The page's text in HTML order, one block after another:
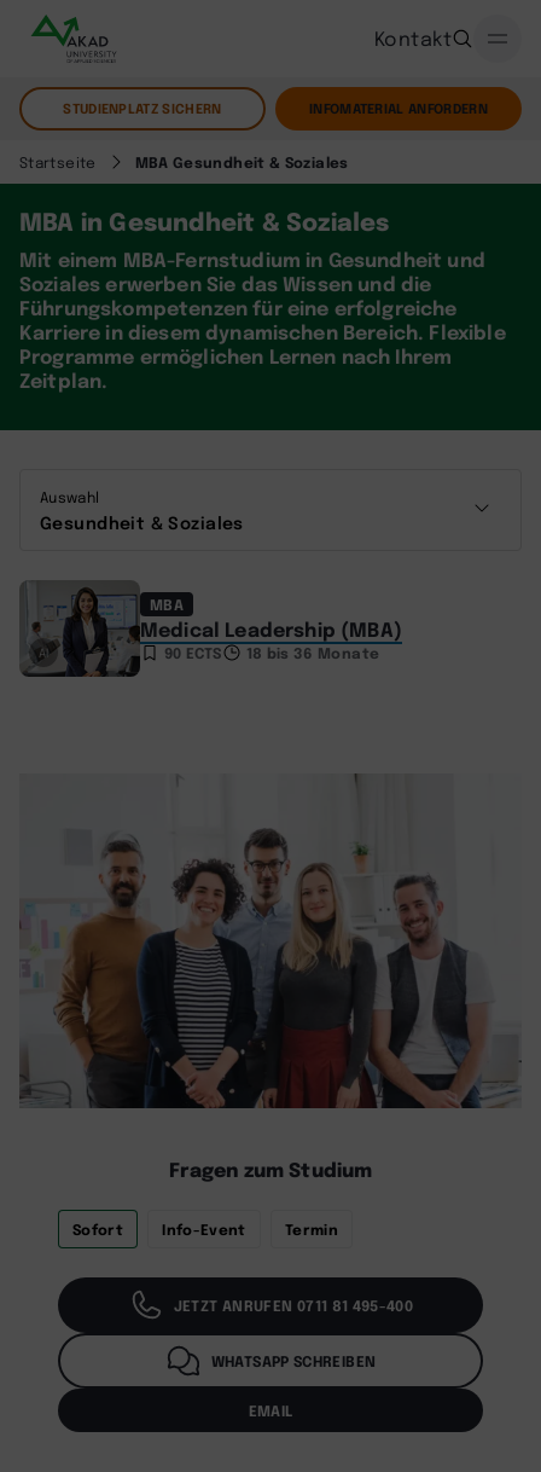
Kontakt
STUDIENPLATZ SICHERN INFOMATERIAL ANFORDERN
Startseite MBA Gesundheit & Soziales
MBA in Gesundheit & Soziales
Mit einem MBA-Fernstudium in Gesundheit und
Soziales erwerben Sie das Wissen und die
Führungskompetenzen für eine erfolgreiche
Karriere in diesem dynamischen Bereich. Flexible
Programme ermöglichen Lernen nach Ihrem
Zeitplan.
Auswahl
Gesundheit & Soziales
AI
MBA
Medical Leadership (MBA)
90 ECTS 18 bis 36 Monate
Fragen zum Studium
Sofort Info-Event Termin
JETZT ANRUFEN 0711 81 495-400
WHATSAPP SCHREIBEN
EMAIL